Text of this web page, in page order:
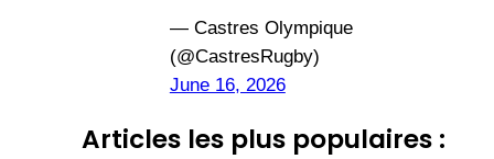
— Castres Olympique
(@CastresRugby)
June 16, 2026
Articles les plus populaires :